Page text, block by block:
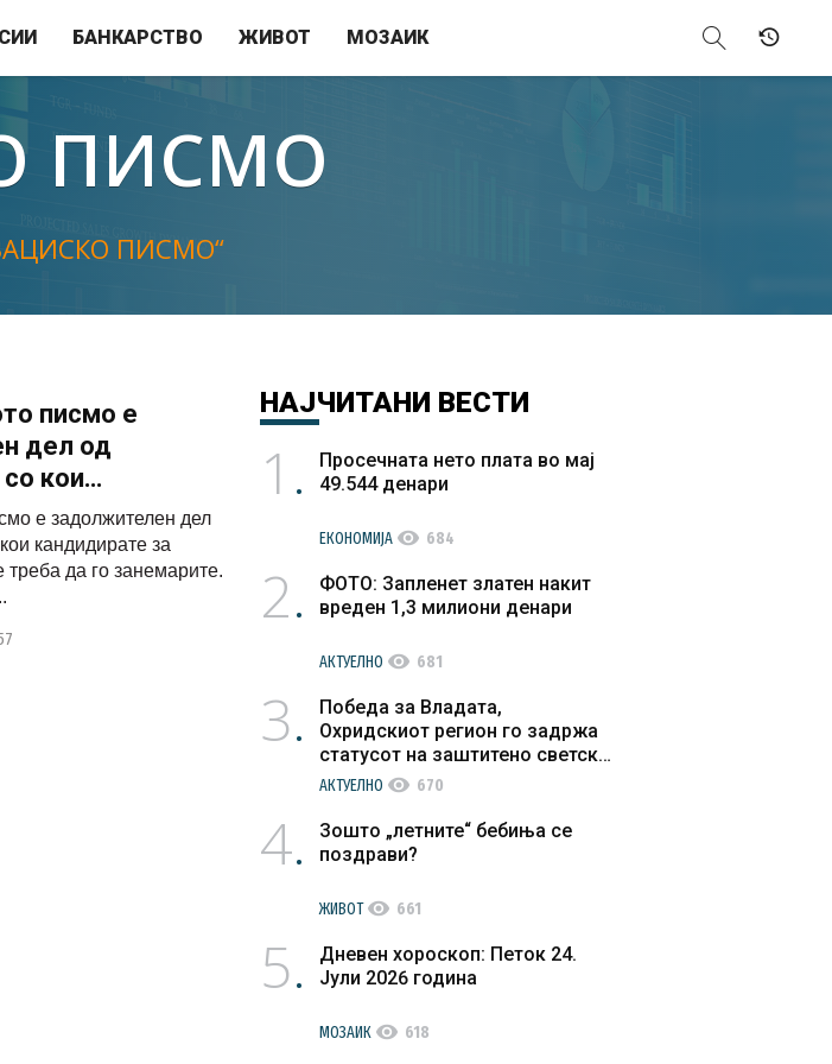
БАНКАРСТВО ЖИВОТ МОЗАИК
ПИСМО
ПИСМО“
писмо е
дел од
кои
работа, па
да го
е задолжителен дел
кандидирате за
треба да го занемарите.
НАЈЧИТАНИ ВЕСТИ
1
Просечната нето плата во мај
49.544 денари
ЕКОНОМИЈА visibility 684
2
ФОТО: Запленет златен накит
вреден 1,3 милиони денари
АКТУЕЛНО visibility 681
3
Победа за Владата,
Охридскиот регион го задржа
статусот на заштитено светско
културно наследство
АКТУЕЛНО visibility 670
4
Зошто „летните“ бебиња се
поздрави?
ЖИВОТvisibility 661
5
Дневен хороскоп: Петок 24.
Јули 2026 година
МОЗАИК visibility 618